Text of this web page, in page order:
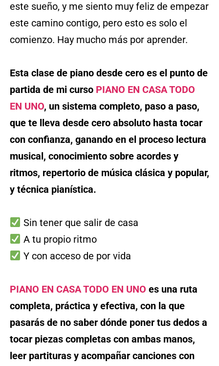
este sueño, y me siento muy feliz de empezar
este camino contigo, pero esto es solo el
comienzo. Hay mucho más por aprender.
Esta clase de piano desde cero es el punto de
partida de mi curso PIANO EN CASA TODO
EN UNO, un sistema completo, paso a paso,
que te lleva desde cero absoluto hasta tocar
con confianza, ganando en el proceso lectura
musical, conocimiento sobre acordes y
ritmos, repertorio de música clásica y popular,
y técnica pianística.
Sin tener que salir de casa
A tu propio ritmo
Y con acceso de por vida
PIANO EN CASA TODO EN UNO es una ruta
completa, práctica y efectiva, con la que
pasarás de no saber dónde poner tus dedos a
tocar piezas completas con ambas manos,
leer partituras y acompañar canciones con